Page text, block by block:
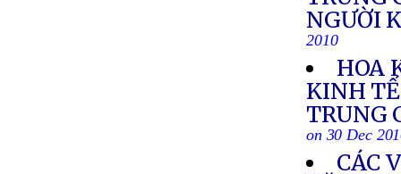
NGƯỜI
2010
HOA
KINH
TRUNG
on 30 Dec
CÁC